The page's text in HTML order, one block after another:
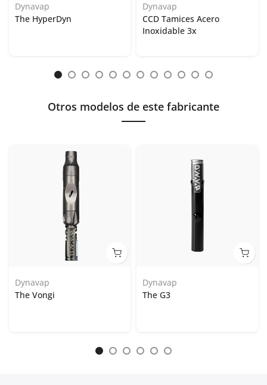
Dynavap
The HyperDyn
Dynavap
CCD Tamices Acero
Inoxidable 3x
Otros modelos de este fabricante
Dynavap
The Vongi
Dynavap
The G3